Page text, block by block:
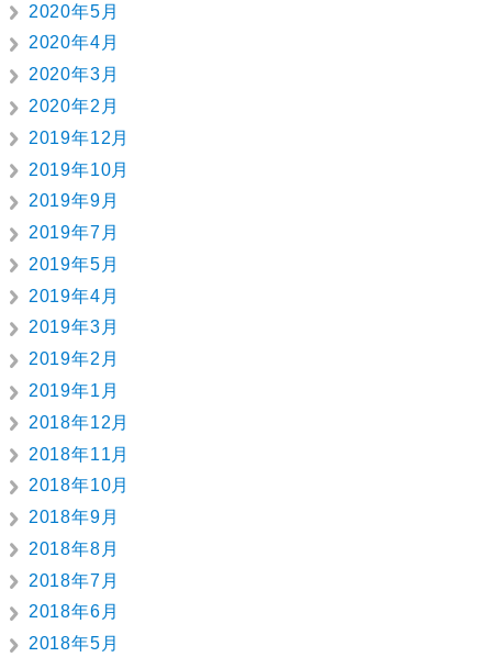
2020年5月
2020年4月
2020年3月
2020年2月
2019年12月
2019年10月
2019年9月
2019年7月
2019年5月
2019年4月
2019年3月
2019年2月
2019年1月
2018年12月
2018年11月
2018年10月
2018年9月
2018年8月
2018年7月
2018年6月
2018年5月